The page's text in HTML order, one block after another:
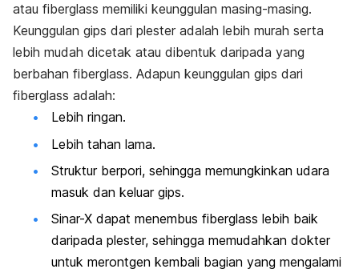
atau fiberglass memiliki keunggulan masing-masing.
Keunggulan gips dari plester adalah lebih murah serta
lebih mudah dicetak atau dibentuk daripada yang
berbahan fiberglass. Adapun keunggulan gips dari
fiberglass adalah:
Lebih ringan.
Lebih tahan lama.
Struktur berpori, sehingga memungkinkan udara
masuk dan keluar gips.
Sinar-X dapat menembus fiberglass lebih baik
daripada plester, sehingga memudahkan dokter
untuk merontgen kembali bagian yang mengalami